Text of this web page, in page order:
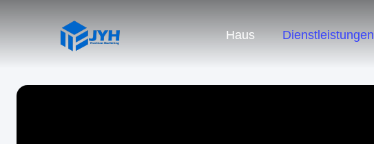
Haus Dienstleistungen